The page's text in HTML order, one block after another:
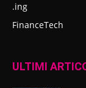
.ing
FinanceTech
ULTIMI